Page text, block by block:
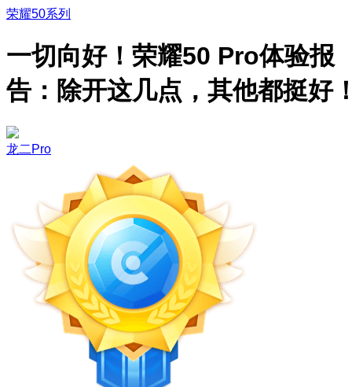
荣耀50系列
一切向好！荣耀50 Pro体验报
告：除开这几点，其他都挺好
龙二Pro